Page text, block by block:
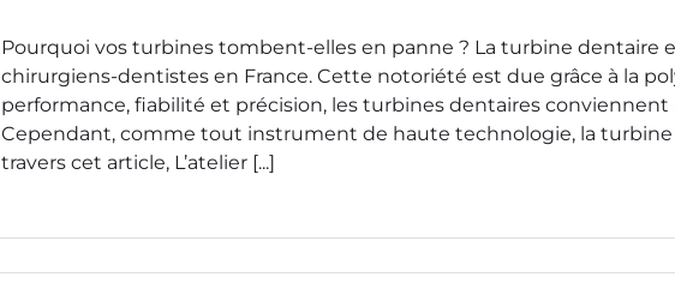
Pourquoi vos turbines tombent-elles en panne ? La turbine dentaire
chirurgiens-dentistes en France. Cette notoriété est due grâce à la
performance, fiabilité et précision, les turbines dentaires
Cependant, comme tout instrument de haute technologie, la turbine
travers cet article, L’atelier [...]